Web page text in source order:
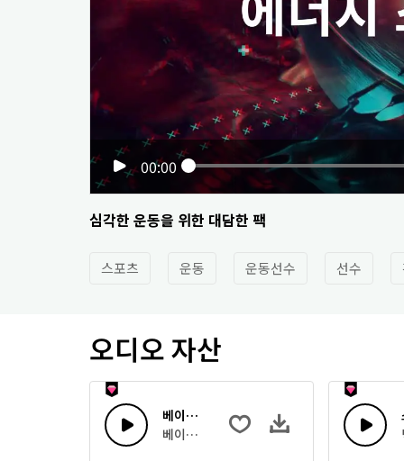
00:00
심각한 운동을 위한 대담한 팩
스포츠 운동 운동선수 선수
오디오 자산
베이시 에너지
베이스와 피아노로 구성된 업비트 더블스텝 드